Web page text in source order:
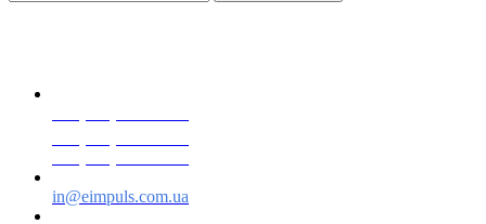
in@eimpuls.com.ua